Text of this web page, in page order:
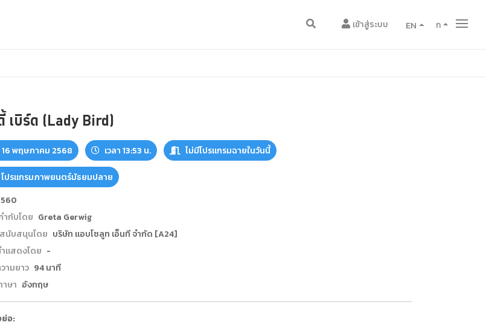
เข้าสู่ระบบ EN ก
เบิร์ด (Lady Bird)
16 พฤษภาคม 2568 เวลา 13:53 น. ไม่มีโปรแกรมฉายในวันนี้
โปรแกรมภาพยนตร์มัธยมปลาย
ำกับโดย Greta Gerwig
สนับสนุนโดย บริษัท แอบโซลูท เอ็นที จำกัด [A24]
แสดงโดย -
ามยาว 94 นาที
าษา อังกฤษ
ย่อ: